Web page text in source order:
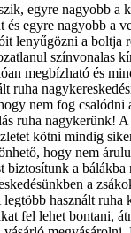
egyre nagyobb a
egyre nagyobb a
lenyűgözni a boltja
színvonalas
megbízható és
ruha
nem fog csalódni
ruha nagykerünk! A
kötni mindig
hogy nem
biztosítunk a
a
használt ruha
fel lehet bontani,